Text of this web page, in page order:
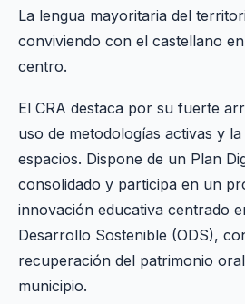
La lengua mayoritaria del
conviviendo con el castellano
centro.
El CRA destaca por su fuerte
uso de metodologías activas y
espacios. Dispone de un Plan
consolidado y participa en un
innovación educativa centrado
Desarrollo Sostenible (ODS),
recuperación del patrimonio
municipio.